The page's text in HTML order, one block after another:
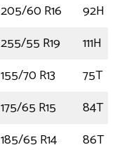
205/60 R16
92H
255/55 R19
111H
155/70 R13
75T
175/65 R15
84T
185/65 R14 86T